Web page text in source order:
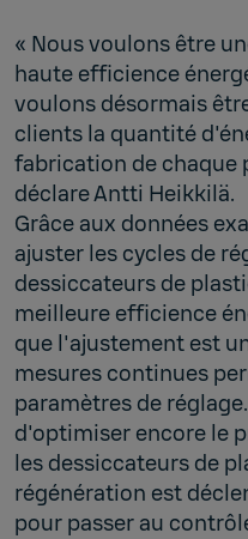
« Nous voulons être
haute efficience
voulons désormais
clients la quantité
fabrication de chaque
déclare Antti Heikkilä.
Grâce aux données
ajuster les cycles de
dessiccateurs de
meilleure efficience
que l'ajustement est
mesures continues
paramètres de
d'optimiser encore le
les dessiccateurs de
régénération est
pour passer au